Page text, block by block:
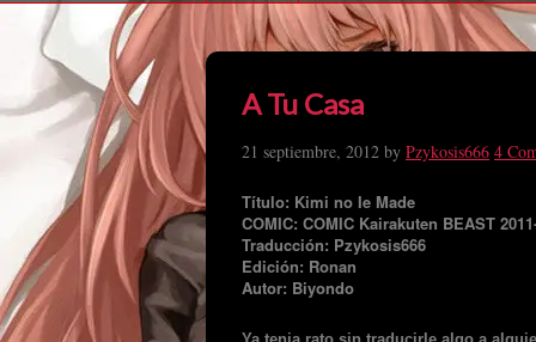
A Tu Casa
21 septiembre, 2012 by Pzykosis666 4
Título: Kimi no Ie Made
COMIC: COMIC Kairakuten BEAST
Traducción: Pzykosis666
Edición: Ronan
Autor: Biyondo